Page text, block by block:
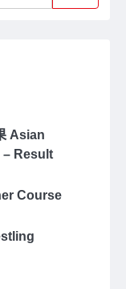
Asian
Result
Course